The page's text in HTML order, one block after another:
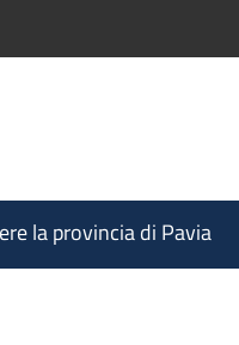
la provincia di Pavia